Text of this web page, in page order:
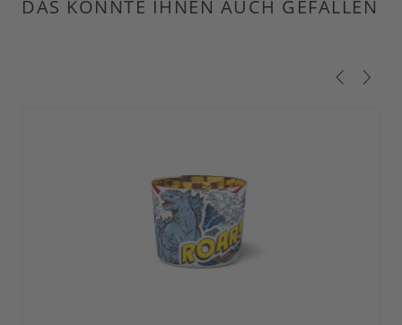
DAS KÖNNTE IHNEN AUCH GEFALLEN